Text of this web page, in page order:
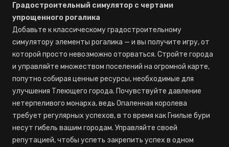
Градостроительный симулятор с чертами
упрощенного рогалика
Добавьте к классическому градостроительному
симулятору элементы рогалика — и вы получите игру, от
которой просто невозможно оторваться. Стройте города
и управляйте множеством поселений на огромной карте,
попутно собирая ценные ресурсы, необходимые для
улучшения Тлеющего города. Почувствуйте давление
нетерпеливого монарха, ведь Опаленная королева
требует регулярных успехов, в то время как Гнилые бури
несут гибель вашим городам. Управляйте своей
репутацией, чтобы успеть закрепить успех в одном